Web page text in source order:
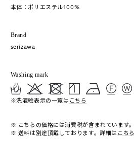
本体：ポリエステル100%
Brand
serizawa
Washing mark
※洗濯絵表示の一覧は こちら
※ こちらの価格には消費税が含まれています。
※ 送料は別途頂戴しております。詳細は こちら